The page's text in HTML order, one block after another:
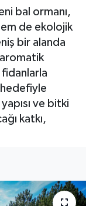
bal ormanı,
de ekolojik
bir alanda
fidanlarla
ve bitki
katkı,